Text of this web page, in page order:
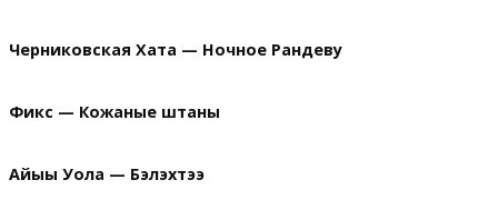
Черниковская Хата — Ночное Рандеву
Фикс — Кожаные штаны
Айыы Уола — Бэлэхтээ